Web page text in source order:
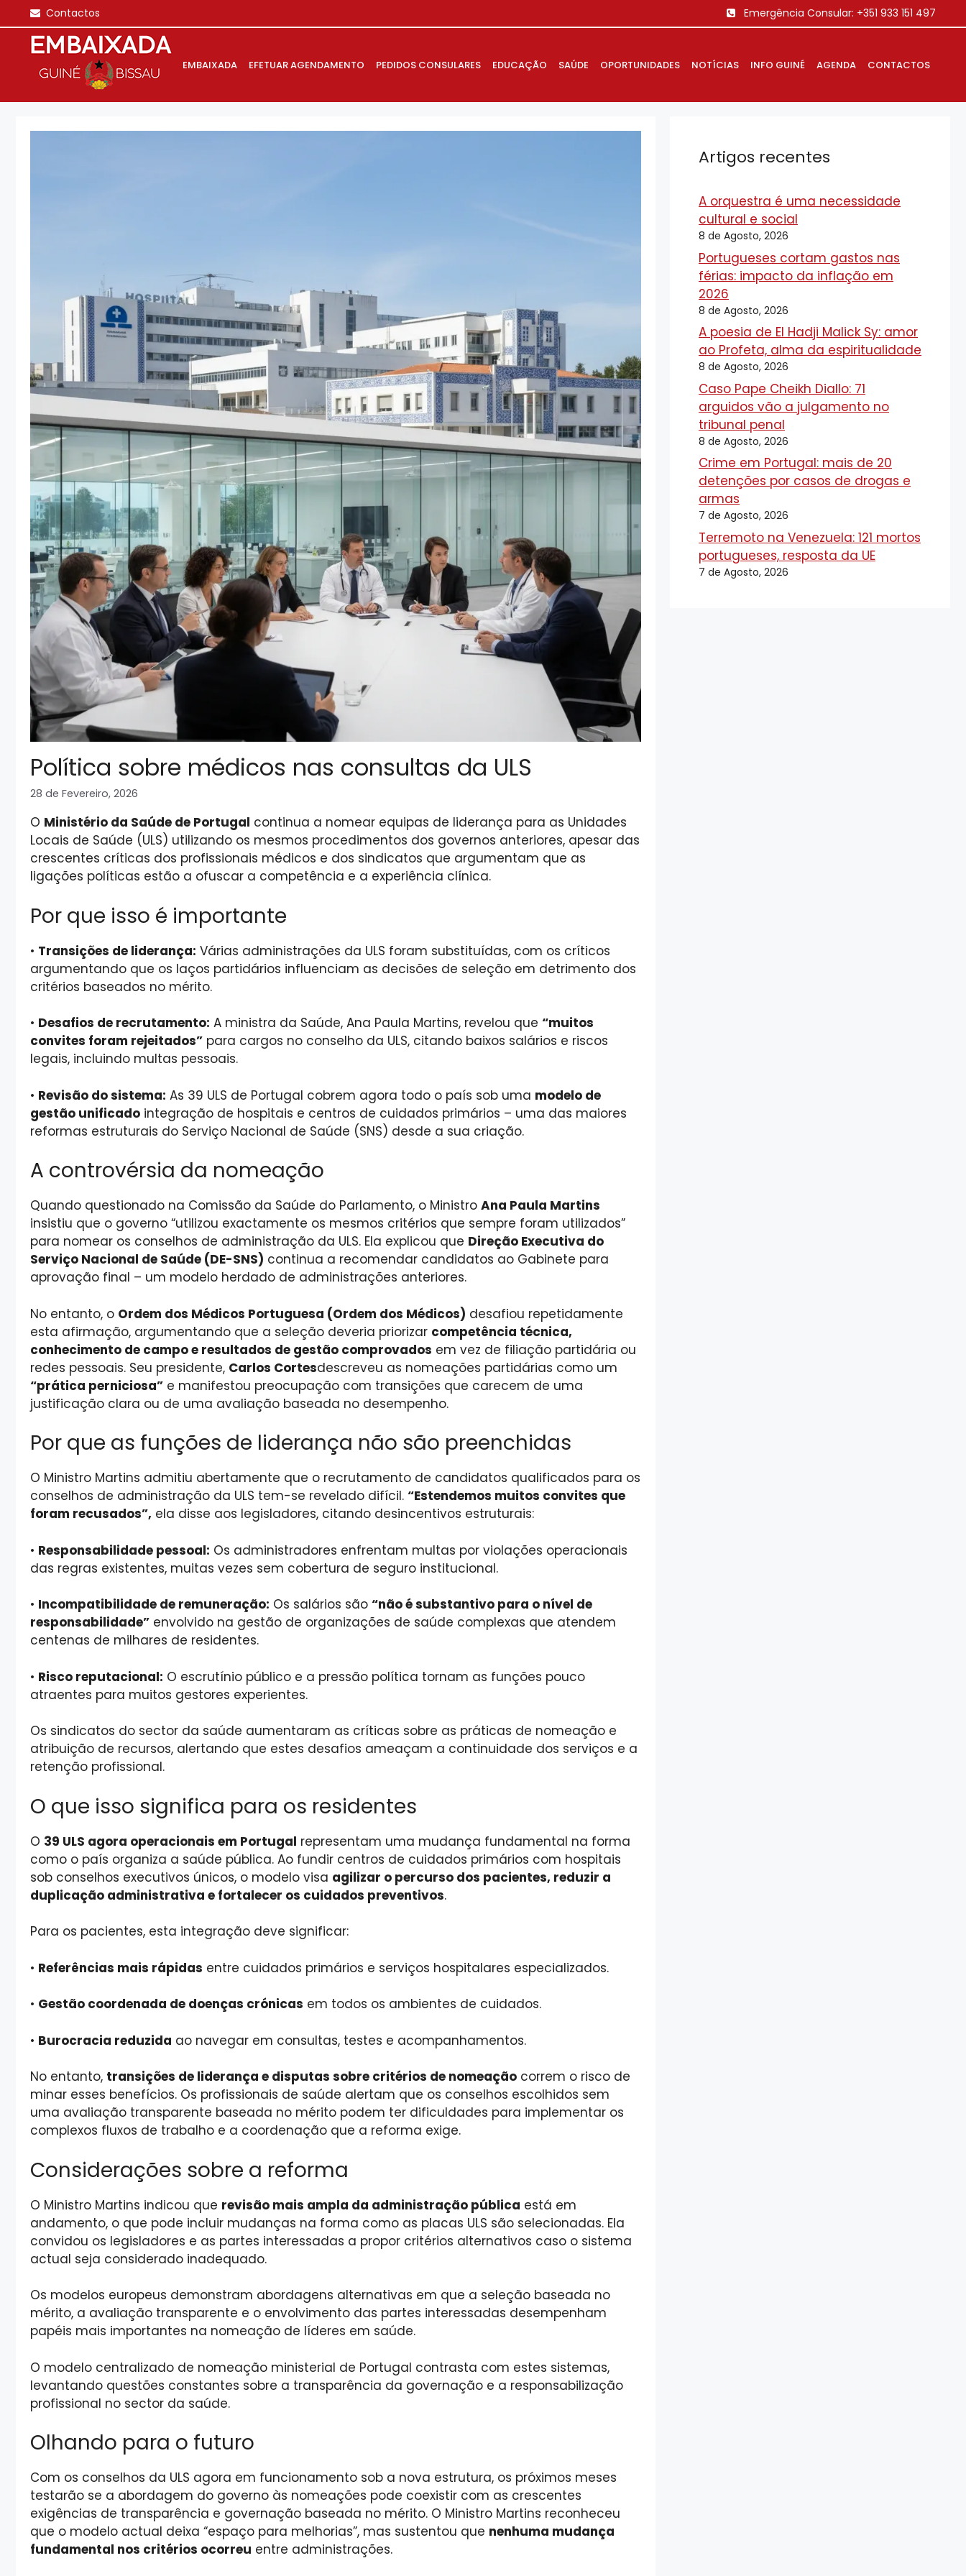
Saltar
para
Contactos Emergência Consular: +351 933 151 497
EMBAIXADA EFETUAR AGENDAMENTO PEDIDOS CONSULARES EDUCAÇÃO SAÚDE OPORTUNIDADES NOTÍCIAS INFO GUINÉ AGENDA CONTACTOS
Política sobre médicos nas consultas da ULS
28 de Fevereiro, 2026
O Ministério da Saúde de Portugal continua a nomear equipas de liderança para as Unidades
Locais de Saúde (ULS) utilizando os mesmos procedimentos dos governos anteriores, apesar das
crescentes críticas dos profissionais médicos e dos sindicatos que argumentam que as
ligações políticas estão a ofuscar a competência e a experiência clínica.
Por que isso é importante
• Transições de liderança: Várias administrações da ULS foram substituídas, com os críticos
argumentando que os laços partidários influenciam as decisões de seleção em detrimento dos
critérios baseados no mérito.
• Desafios de recrutamento: A ministra da Saúde, Ana Paula Martins, revelou que “muitos
convites foram rejeitados” para cargos no conselho da ULS, citando baixos salários e riscos
legais, incluindo multas pessoais.
• Revisão do sistema: As 39 ULS de Portugal cobrem agora todo o país sob uma modelo de
gestão unificado integração de hospitais e centros de cuidados primários – uma das maiores
reformas estruturais do Serviço Nacional de Saúde (SNS) desde a sua criação.
A controvérsia da nomeação
Quando questionado na Comissão da Saúde do Parlamento, o Ministro Ana Paula Martins
insistiu que o governo “utilizou exactamente os mesmos critérios que sempre foram utilizados”
para nomear os conselhos de administração da ULS. Ela explicou que Direção Executiva do
Serviço Nacional de Saúde (DE-SNS) continua a recomendar candidatos ao Gabinete para
aprovação final – um modelo herdado de administrações anteriores.
No entanto, o Ordem dos Médicos Portuguesa (Ordem dos Médicos) desafiou repetidamente
esta afirmação, argumentando que a seleção deveria priorizar competência técnica,
conhecimento de campo e resultados de gestão comprovados em vez de filiação partidária ou
redes pessoais. Seu presidente, Carlos Cortesdescreveu as nomeações partidárias como um
“prática perniciosa” e manifestou preocupação com transições que carecem de uma
justificação clara ou de uma avaliação baseada no desempenho.
Por que as funções de liderança não são preenchidas
O Ministro Martins admitiu abertamente que o recrutamento de candidatos qualificados para os
conselhos de administração da ULS tem-se revelado difícil. “Estendemos muitos convites que
foram recusados”, ela disse aos legisladores, citando desincentivos estruturais:
• Responsabilidade pessoal: Os administradores enfrentam multas por violações operacionais
das regras existentes, muitas vezes sem cobertura de seguro institucional.
• Incompatibilidade de remuneração: Os salários são “não é substantivo para o nível de
responsabilidade” envolvido na gestão de organizações de saúde complexas que atendem
centenas de milhares de residentes.
• Risco reputacional: O escrutínio público e a pressão política tornam as funções pouco
atraentes para muitos gestores experientes.
Os sindicatos do sector da saúde aumentaram as críticas sobre as práticas de nomeação e
atribuição de recursos, alertando que estes desafios ameaçam a continuidade dos serviços e a
retenção profissional.
O que isso significa para os residentes
O 39 ULS agora operacionais em Portugal representam uma mudança fundamental na forma
como o país organiza a saúde pública. Ao fundir centros de cuidados primários com hospitais
sob conselhos executivos únicos, o modelo visa agilizar o percurso dos pacientes, reduzir a
duplicação administrativa e fortalecer os cuidados preventivos.
Para os pacientes, esta integração deve significar:
• Referências mais rápidas entre cuidados primários e serviços hospitalares especializados.
• Gestão coordenada de doenças crónicas em todos os ambientes de cuidados.
• Burocracia reduzida ao navegar em consultas, testes e acompanhamentos.
No entanto, transições de liderança e disputas sobre critérios de nomeação correm o risco de
minar esses benefícios. Os profissionais de saúde alertam que os conselhos escolhidos sem
uma avaliação transparente baseada no mérito podem ter dificuldades para implementar os
complexos fluxos de trabalho e a coordenação que a reforma exige.
Considerações sobre a reforma
O Ministro Martins indicou que revisão mais ampla da administração pública está em
andamento, o que pode incluir mudanças na forma como as placas ULS são selecionadas. Ela
convidou os legisladores e as partes interessadas a propor critérios alternativos caso o sistema
actual seja considerado inadequado.
Os modelos europeus demonstram abordagens alternativas em que a seleção baseada no
mérito, a avaliação transparente e o envolvimento das partes interessadas desempenham
papéis mais importantes na nomeação de líderes em saúde.
O modelo centralizado de nomeação ministerial de Portugal contrasta com estes sistemas,
levantando questões constantes sobre a transparência da governação e a responsabilização
profissional no sector da saúde.
Olhando para o futuro
Com os conselhos da ULS agora em funcionamento sob a nova estrutura, os próximos meses
testarão se a abordagem do governo às nomeações pode coexistir com as crescentes
exigências de transparência e governação baseada no mérito. O Ministro Martins reconheceu
que o modelo actual deixa “espaço para melhorias”, mas sustentou que nenhuma mudança
fundamental nos critérios ocorreu entre administrações.
Artigos recentes
A orquestra é uma necessidade
cultural e social
8 de Agosto, 2026
Portugueses cortam gastos nas
férias: impacto da inflação em
2026
8 de Agosto, 2026
A poesia de El Hadji Malick Sy: amor
ao Profeta, alma da espiritualidade
8 de Agosto, 2026
Caso Pape Cheikh Diallo: 71
arguidos vão a julgamento no
tribunal penal
8 de Agosto, 2026
Crime em Portugal: mais de 20
detenções por casos de drogas e
armas
7 de Agosto, 2026
Terremoto na Venezuela: 121 mortos
portugueses, resposta da UE
7 de Agosto, 2026